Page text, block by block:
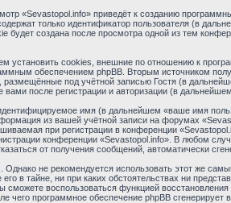
«Sevastopol.info» приведёт к созданию
только идентификатор пользователя (в
создана после просмотра одной из тем
cookies, внешние по отношению к
обеспечением phpBB. Вторым источником
под учётной записью Гостя (в
после регистрации и авторизации (в
имя (в дальнейшем «ваше имя
из вашей учётной записи на форумах
при регистрации в конференции
конференции «Sevastopol.info». В любом
от получения сообщений, автоматически
не рекомендуется использовать этот же
в тайне, ни при каких обстоятельствах ни
сможете воспользоваться функцией
чего программное обеспечение phpBB сгенерирует